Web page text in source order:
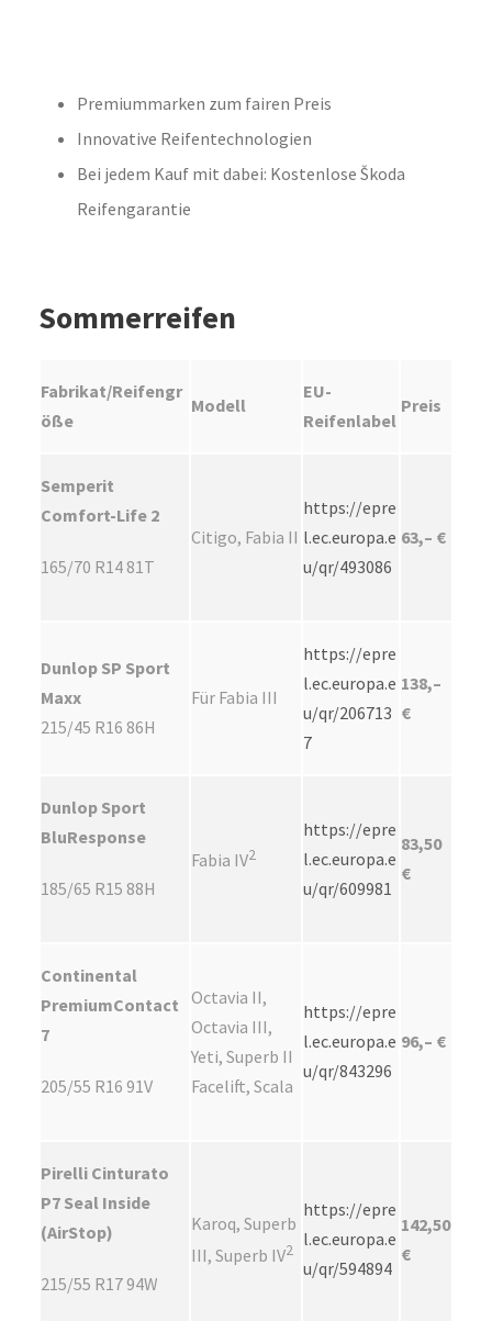
Premiummarken zum fairen Preis
Innovative Reifentechnologien
Bei jedem Kauf mit dabei: Kostenlose Škoda
Reifengarantie
Sommerreifen
Fabrikat/Reifengr
öße
Modell
EU-
Reifenlabel
Preis
Semperit
Comfort-Life 2
165/70 R14 81T
Citigo, Fabia II
https://epre
l.ec.europa.e
u/qr/493086
63,– €
Dunlop SP Sport
Maxx
215/45 R16 86H
Für Fabia III
https://epre
l.ec.europa.e
u/qr/206713
7
138,–
€
Dunlop Sport
BluResponse
185/65 R15 88H
Fabia IV2
https://epre
l.ec.europa.e
u/qr/609981
83,50
€
Continental
PremiumContact
7
205/55 R16 91V
Octavia II,
Octavia III,
Yeti, Superb II
Facelift, Scala
https://epre
l.ec.europa.e
u/qr/843296
96,– €
Pirelli Cinturato
P7 Seal Inside
(AirStop)
215/55 R17 94W
Karoq, Superb
III, Superb IV2
https://epre
l.ec.europa.e
u/qr/594894
142,50
€